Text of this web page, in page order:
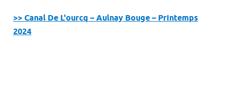
>> Canal De L'ourcq – Aulnay Bouge – Printemps
2024